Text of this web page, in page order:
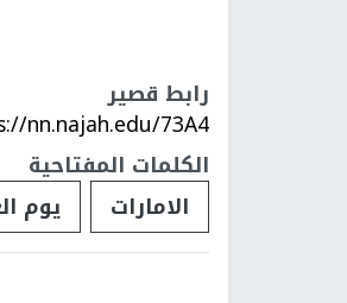
رابط قصير
nn.najah.edu/73A4/
الكلمات المفتاحية
الامارات
يوم